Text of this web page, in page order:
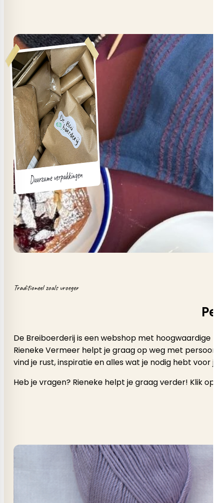
Traditioneel zoals vroeger
De Breiboerderij is een webshop met
Rieneke Vermeer helpt je graag op weg met
vind je rust, inspiratie en alles wat je nodig hebt voor
Heb je vragen? Rieneke helpt je graag verder! Klik